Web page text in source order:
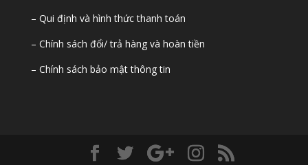
– Qui định và hình thức thanh toán
– Chính sách đổi/ trả hàng và hoàn tiền
– Chính sách bảo mật thông tin